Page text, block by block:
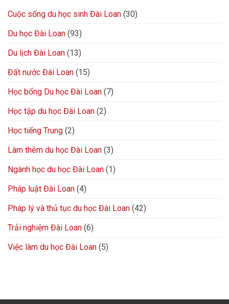
Cuộc sống du học sinh Đài Loan (30)
Du học Đài Loan (93)
Du lịch Đài Loan (13)
Đất nước Đài Loan (15)
Học bổng Du học Đài Loan (7)
Học tập du học Đài Loan (2)
Học tiếng Trung (2)
Làm thêm du học Đài Loan (3)
Ngành học du học Đài Loan (1)
Pháp luật Đài Loan (4)
Pháp lý và thủ tục du học Đài Loan (42)
Trải nghiệm Đài Loan (6)
Việc làm du học Đài Loan (5)